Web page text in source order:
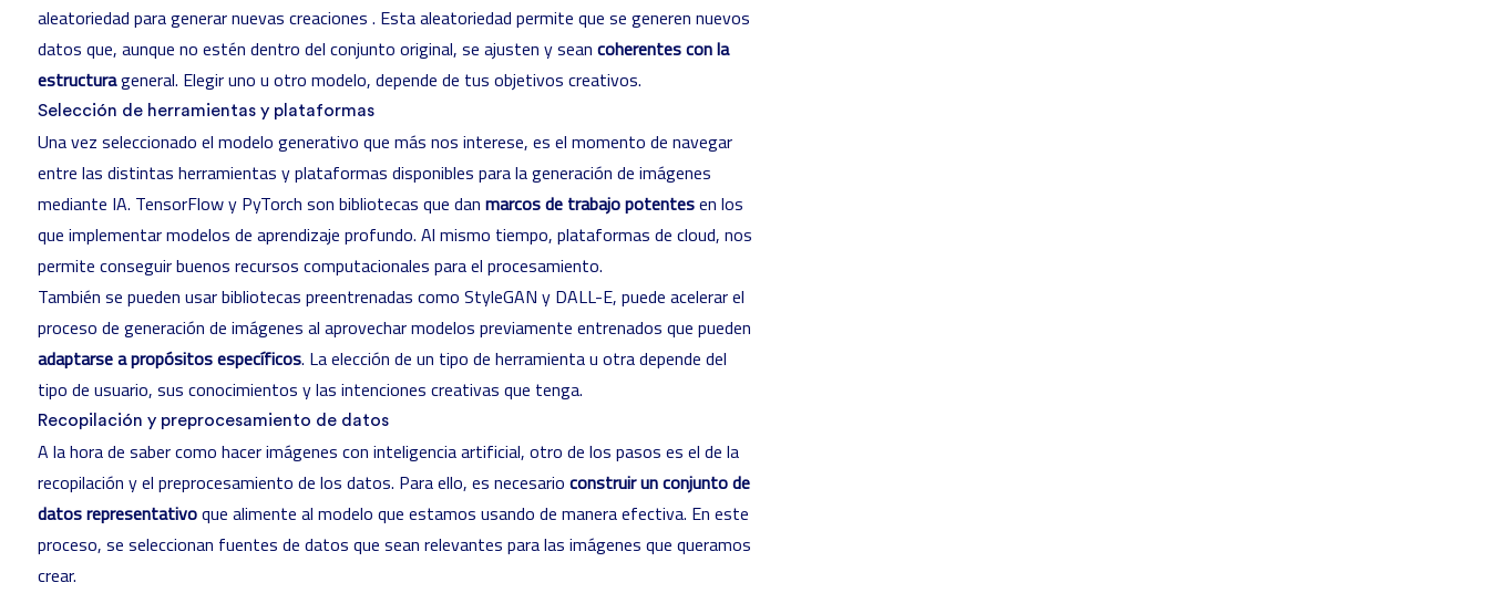
aleatoriedad para generar nuevas creaciones . Esta aleatoriedad permite que se generen nuevos
datos que, aunque no estén dentro del conjunto original, se ajusten y sean coherentes con la
estructurageneral. Elegir uno u otro modelo, depende de tus objetivos creativos.
Selección de herramientas y plataformas
Una vez seleccionado el modelo generativo que más nos interese, es el momento de navegar
entre las distintas herramientas y plataformas disponibles para la generación de imágenes
mediante IA. TensorFlow y PyTorch son bibliotecas que dan marcos de trabajo potentesen los
que implementar modelos de aprendizaje profundo. Al mismo tiempo, plataformas de cloud, nos
permite conseguir buenos recursos computacionales para el procesamiento.
También se pueden usar bibliotecas preentrenadas como StyleGAN y DALL-E, puede acelerar el
proceso de generación de imágenes al aprovechar modelos previamente entrenados que pueden
adaptarse a propósitos específicos. La elección de un tipo de herramienta u otra depende del
tipo de usuario, sus conocimientos y las intenciones creativas que tenga.
Recopilación y preprocesamiento de datos
A la hora de saber como hacer imágenes con inteligencia artificial, otro de los pasos es el de la
recopilación y el preprocesamiento de los datos. Para ello, es necesario construir un conjunto de
datos representativoque alimente al modelo que estamos usando de manera efectiva. En este
proceso, se seleccionan fuentes de datos que sean relevantes para las imágenes que queramos
crear.